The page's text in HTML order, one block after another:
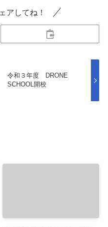
アしてね！
令和３年度 DRONE
SCHOOL開校